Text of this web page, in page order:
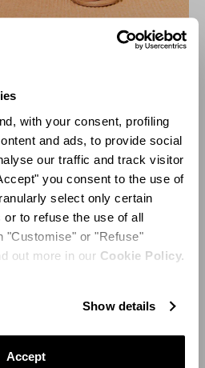
with your consent, profiling
and ads, to provide social
our traffic and track visitor
you consent to the use of
select only certain
to refuse the use of all
"Customise" or "Refuse"
out more in our Cookie Policy.
Show details
Accept